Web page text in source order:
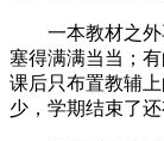
一本教材之外
塞得满满当当；
课后只布置教辅
少，学期结束了